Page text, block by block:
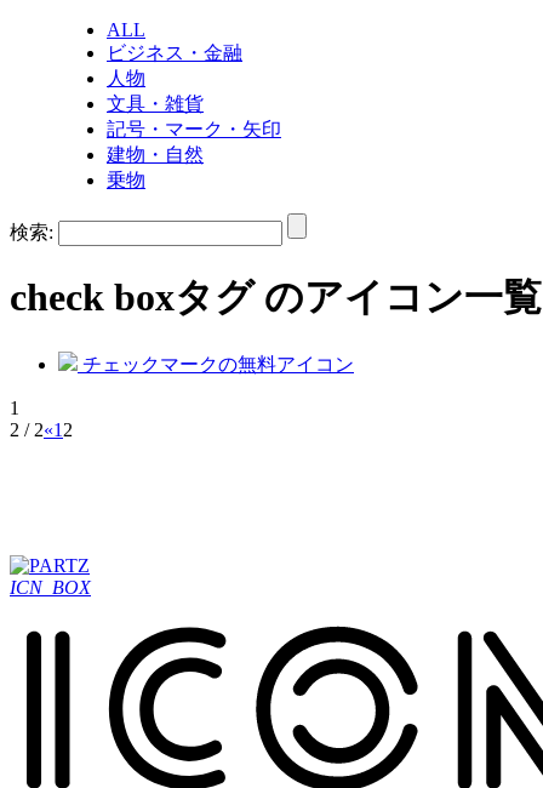
ALL
ビジネス・金融
人物
文具・雑貨
記号・マーク・矢印
建物・自然
乗物
検索:
check boxタグ のアイコン一覧
チェックマークの無料アイコン
1
2 / 2«1 2
ICN_BOX